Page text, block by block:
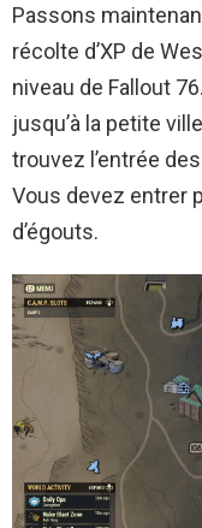
Passons
récolte d’XP de
niveau de Fallout
jusqu’à la petite
trouvez l’entrée
Vous devez entrer
d’égouts.